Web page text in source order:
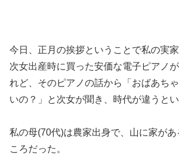
今日、正月の挨拶ということで私の実家
次女出産時に買った安価な電子ピアノ
れど、そのピアノの話から「おばあち
いの？」と次女が聞き、時代が違うとい
私の母(70代)は農家出身で、山に家があ
ころだった。